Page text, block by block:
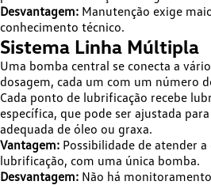
Desvantagem: Manutenção exige
conhecimento técnico.
Sistema Linha Múltipla
Uma bomba central se conecta a
dosagem, cada um com um número
Cada ponto de lubrificação recebe
específica, que pode ser ajustada
adequada de óleo ou graxa.
Vantagem: Possibilidade de atender
lubrificação, com uma única bomba.
Desvantagem: Não há